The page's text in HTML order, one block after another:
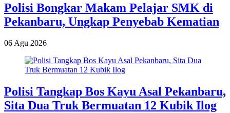
Polisi Bongkar Makam Pelajar SMK di
Pekanbaru, Ungkap Penyebab Kematian
06 Agu 2026
Polisi Tangkap Bos Kayu Asal Pekanbaru,
Sita Dua Truk Bermuatan 12 Kubik Ilog